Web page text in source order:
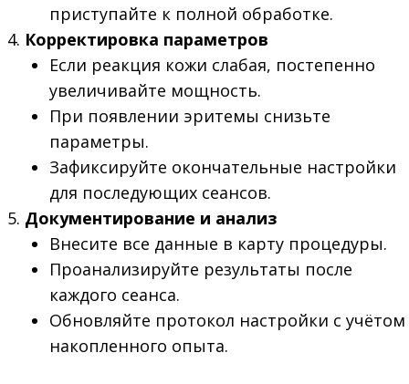
приступайте к полной обработке.
Корректировка параметров
Если реакция кожи слабая, постепенно
увеличивайте мощность.
При появлении эритемы снизьте
параметры.
Зафиксируйте окончательные настройки
для последующих сеансов.
Документирование и анализ
Внесите все данные в карту процедуры.
Проанализируйте результаты после
каждого сеанса.
Обновляйте протокол настройки с учётом
накопленного опыта.